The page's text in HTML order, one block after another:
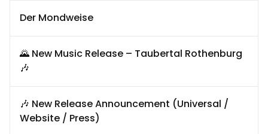
Der Mondweise
🌄 New Music Release – Taubertal Rothenburg
🎶
🎶 New Release Announcement (Universal /
Website / Press)